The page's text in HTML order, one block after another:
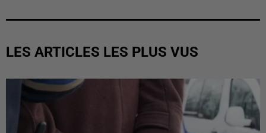
LES ARTICLES LES PLUS VUS